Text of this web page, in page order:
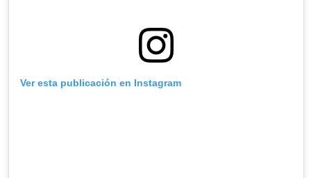
Ver esta publicación en Instagram